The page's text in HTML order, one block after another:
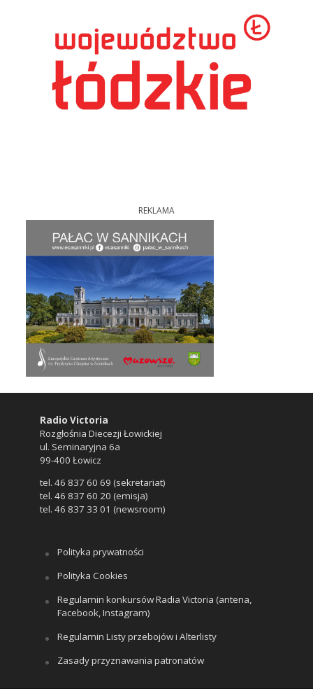
REKLAMA
Radio Victoria
Rozgłośnia Diecezji Łowickiej
ul. Seminaryjna 6a
99-400 Łowicz
tel. 46 837 60 69 (sekretariat)
tel. 46 837 60 20 (emisja)
tel. 46 837 33 01 (newsroom)
Polityka prywatności
Polityka Cookies
Regulamin konkursów Radia Victoria (antena,
Facebook, Instagram)
Regulamin Listy przebojów i Alterlisty
Zasady przyznawania patronatów